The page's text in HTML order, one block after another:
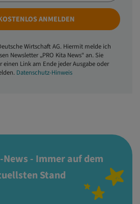
- Immer auf dem
Stand
ANMELDEN
Wirtschaft AG. Hiermit melde ich
Newsletter „PRO Kita News“ an. Sie
einen Link am Ende jeder Ausgabe oder
Datenschutz-Hinweis